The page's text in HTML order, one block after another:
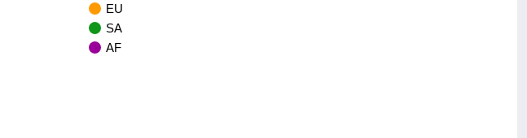
EU
SA
AF